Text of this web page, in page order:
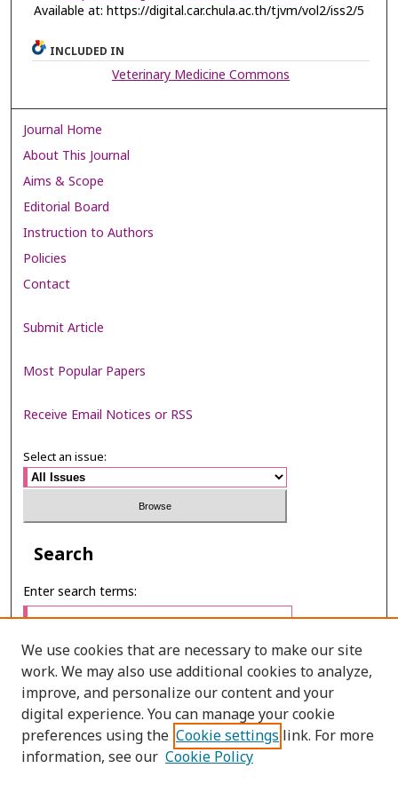
Available at: https://digital.car.chula.ac.th/tjvm/vol2/iss2/5
INCLUDED IN
Veterinary Medicine Commons
Journal Home
About This Journal
Aims & Scope
Editorial Board
Instruction to Authors
Policies
Contact
Submit Article
Most Popular Papers
Receive Email Notices or RSS
Select an issue:
Search
Enter search terms:
Select context to search:
Advanced Search
We use cookies that are necessary to make our site
work. We may also use additional cookies to analyze,
improve, and personalize our content and your
digital experience. You can manage your cookie
preferences using the Cookie settings link. For more
information, see our Cookie Policy